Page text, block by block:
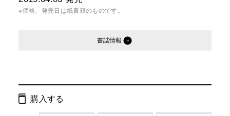
※価格、発売日は紙書籍のものです。
書誌情報
ISBN： 9784344034549
購入する